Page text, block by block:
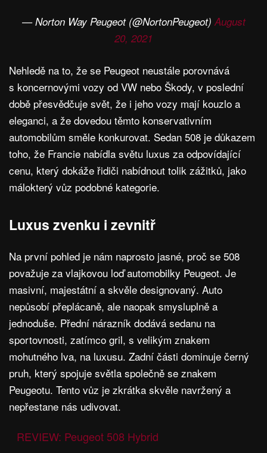
— Norton Way Peugeot (@NortonPeugeot)August
20, 2021
Nehledě na to, že se Peugeot neustále porovnává
s koncernovými vozy od VW nebo Škody, v poslední
době přesvědčuje svět, že i jeho vozy mají kouzlo a
eleganci, a že dovedou těmto konservativním
automobilům směle konkurovat. Sedan 508 je důkazem
toho, že Francie nabídla světu luxus za odpovídající
cenu, který dokáže řidiči nabídnout tolik zážitků, jako
málokterý vůz podobné kategorie.
Luxus zvenku i zevnitř
Na první pohled je nám naprosto jasné, proč se 508
považuje za vlajkovou loď automobilky Peugeot. Je
masivní, majestátní a skvěle designovaný. Auto
nepůsobí přeplácaně, ale naopak smysluplně a
jednoduše. Přední nárazník dodává sedanu na
sportovnosti, zatímco gril, s velikým znakem
mohutného lva, na luxusu. Zadní části dominuje černý
pruh, který spojuje světla společně se znakem
Peugeotu. Tento vůz je zkrátka skvěle navržený a
nepřestane nás udivovat.
REVIEW: Peugeot 508 Hybrid